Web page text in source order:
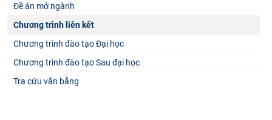
Đề án mở ngành
Chương trình liên kết
Chương trình đào tạo Đại học
Chương trình đào tạo Sau đại học
Tra cứu văn bằng